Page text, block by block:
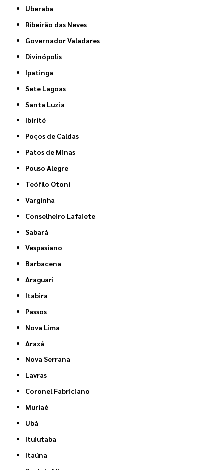
Uberaba
Ribeirão das Neves
Governador Valadares
Divinópolis
Ipatinga
Sete Lagoas
Santa Luzia
Ibirité
Poços de Caldas
Patos de Minas
Pouso Alegre
Teófilo Otoni
Varginha
Conselheiro Lafaiete
Sabará
Vespasiano
Barbacena
Araguari
Itabira
Passos
Nova Lima
Araxá
Nova Serrana
Lavras
Coronel Fabriciano
Muriaé
Ubá
Ituiutaba
Itaúna